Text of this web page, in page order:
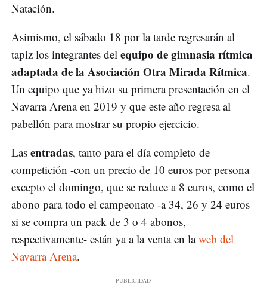
Natación.
Asimismo, el sábado 18 por la tarde regresarán al
tapiz los integrantes del equipo de gimnasia rítmica
adaptada de la Asociación Otra Mirada Rítmica.
Un equipo que ya hizo su primera presentación en el
Navarra Arena en 2019 y que este año regresa al
pabellón para mostrar su propio ejercicio.
Las entradas, tanto para el día completo de
competición -con un precio de 10 euros por persona
excepto el domingo, que se reduce a 8 euros, como el
abono para todo el campeonato -a 34, 26 y 24 euros
si se compra un pack de 3 o 4 abonos,
respectivamente- están ya a la venta en laweb del
Navarra Arena.